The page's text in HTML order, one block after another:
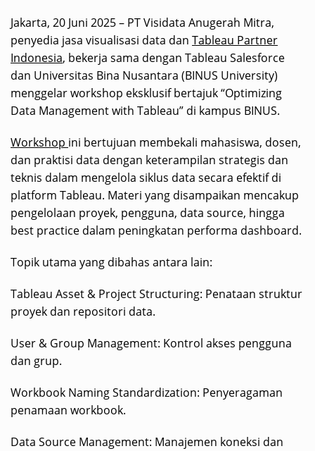
Jakarta, 20 Juni 2025 – PT Visidata Anugerah Mitra,
penyedia jasa visualisasi data dan Tableau Partner
Indonesia, bekerja sama dengan Tableau Salesforce
dan Universitas Bina Nusantara (BINUS University)
menggelar workshop eksklusif bertajuk “Optimizing
Data Management with Tableau” di kampus BINUS.
Workshop ini bertujuan membekali mahasiswa, dosen,
dan praktisi data dengan keterampilan strategis dan
teknis dalam mengelola siklus data secara efektif di
platform Tableau. Materi yang disampaikan mencakup
pengelolaan proyek, pengguna, data source, hingga
best practice dalam peningkatan performa dashboard.
Topik utama yang dibahas antara lain:
Tableau Asset & Project Structuring: Penataan struktur
proyek dan repositori data.
User & Group Management: Kontrol akses pengguna
dan grup.
Workbook Naming Standardization: Penyeragaman
penamaan workbook.
Data Source Management: Manajemen koneksi dan